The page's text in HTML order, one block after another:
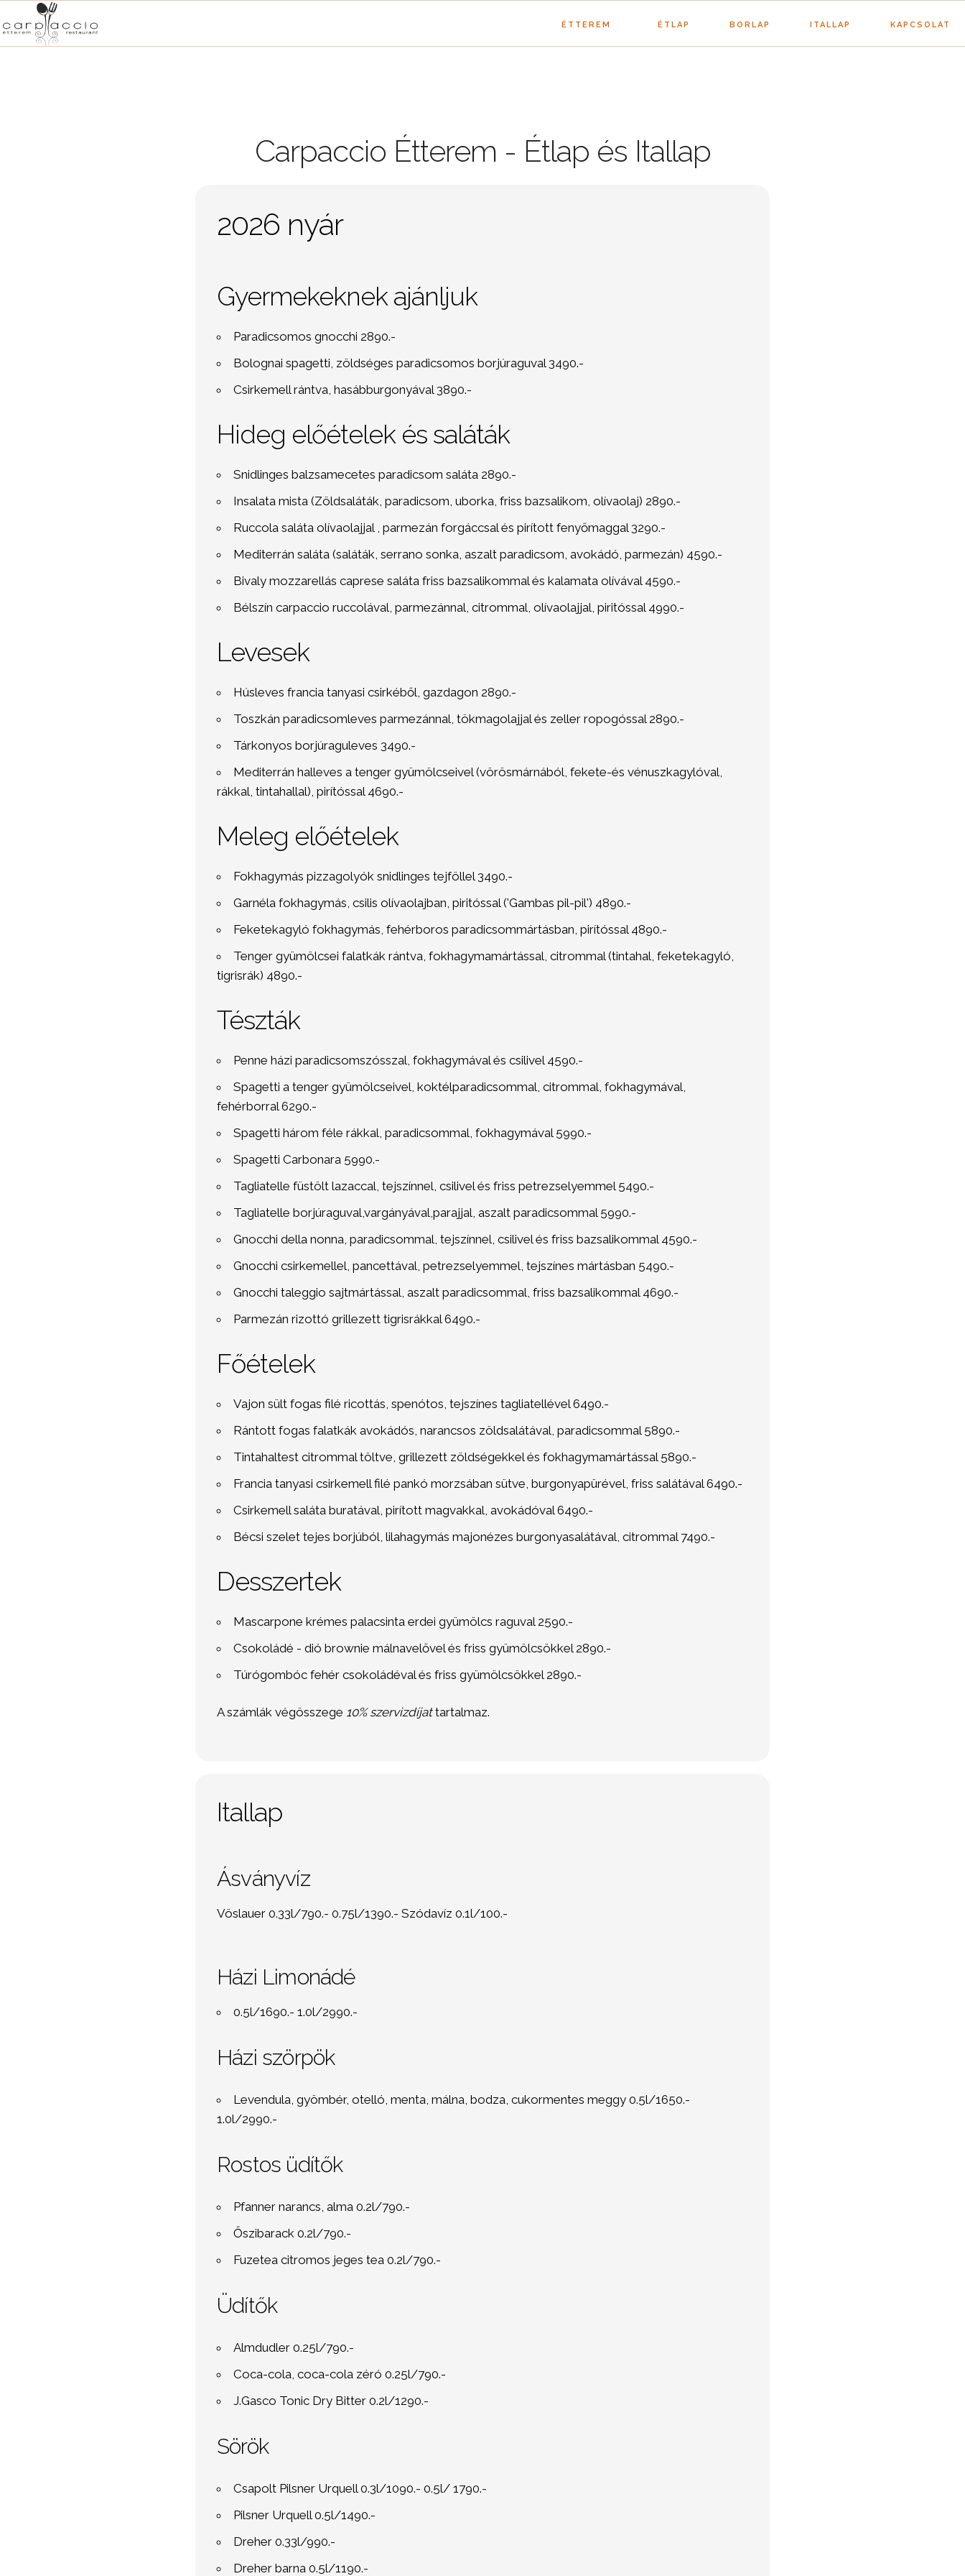
KAPCSOLAT
ITALLAP
BORLAP
ÉTLAP
ÉTTEREM
Carpaccio Étterem - Étlap és Itallap
2026 nyár
Gyermekeknek ajánljuk
Paradicsomos gnocchi 2890.-
Bolognai spagetti, zöldséges paradicsomos borjúraguval 3490.-
Csirkemell rántva, hasábburgonyával 3890.-
Hideg előételek és saláták
Snidlinges balzsamecetes paradicsom saláta 2890.-
Insalata mista (Zöldsaláták, paradicsom, uborka, friss bazsalikom, olívaolaj) 2890.-
Ruccola saláta olívaolajjal , parmezán forgáccsal és pirított fenyőmaggal 3290.-
Mediterrán saláta (saláták, serrano sonka, aszalt paradicsom, avokádó, parmezán) 4590.-
Bivaly mozzarellás caprese saláta friss bazsalikommal és kalamata olívával 4590.-
Bélszín carpaccio ruccolával, parmezánnal, citrommal, olívaolajjal, piritóssal 4990.-
Levesek
Húsleves francia tanyasi csirkéből, gazdagon 2890.-
Toszkán paradicsomleves parmezánnal, tökmagolajjal és zeller ropogóssal 2890.-
Tárkonyos borjúraguleves 3490.-
Mediterrán halleves a tenger gyümölcseivel (vörösmárnából, fekete-és vénuszkagylóval,
rákkal, tintahallal), pirítóssal 4690.-
Meleg előételek
Fokhagymás pizzagolyók snidlinges tejföllel 3490.-
Garnéla fokhagymás, csilis olívaolajban, piritóssal ('Gambas pil-pil') 4890.-
Feketekagyló fokhagymás, fehérboros paradicsommártásban, pirítóssal 4890.-
Tenger gyümölcsei falatkák rántva, fokhagymamártással, citrommal (tintahal, feketekagyló,
tigrisrák) 4890.-
Tészták
Penne házi paradicsomszósszal, fokhagymával és csilivel 4590.-
Spagetti a tenger gyümölcseivel, koktélparadicsommal, citrommal, fokhagymával,
fehérborral 6290.-
Spagetti három féle rákkal, paradicsommal, fokhagymával 5990.-
Spagetti Carbonara 5990.-
Tagliatelle füstölt lazaccal, tejszínnel, csilivel és friss petrezselyemmel 5490.-
Tagliatelle borjúraguval,vargányával,parajjal, aszalt paradicsommal 5990.-
Gnocchi della nonna, paradicsommal, tejszínnel, csilivel és friss bazsalikommal 4590.-
Gnocchi csirkemellel, pancettával, petrezselyemmel, tejszínes mártásban 5490.-
Gnocchi taleggio sajtmártással, aszalt paradicsommal, friss bazsalikommal 4690.-
Parmezán rizottó grillezett tigrisrákkal 6490.-
Főételek
Vajon sült fogas filé ricottás, spenótos, tejszínes tagliatellével 6490.-
Rántott fogas falatkák avokádós, narancsos zöldsalátával, paradicsommal 5890.-
Tintahaltest citrommal töltve, grillezett zöldségekkel és fokhagymamártással 5890.-
Francia tanyasi csirkemell filé pankó morzsában sütve, burgonyapürével, friss salátával 6490.-
Csirkemell saláta buratával, pirított magvakkal, avokádóval 6490.-
Bécsi szelet tejes borjúból, lilahagymás majonézes burgonyasalátával, citrommal 7490.-
Desszertek
Mascarpone krémes palacsinta erdei gyümölcs raguval 2590.-
Csokoládé - dió brownie málnavelővel és friss gyümölcsökkel 2890.-
Túrógombóc fehér csokoládéval és friss gyümölcsökkel 2890.-
A számlák végösszege 10% szervizdíjattartalmaz.
Itallap
Ásványvíz
Vöslauer 0.33l/790.- 0.75l/1390.- Szódavíz 0.1l/100.-
Házi Limonádé
0.5l/1690.- 1.0l/2990.-
Házi szörpök
Levendula, gyömbér, otelló, menta, málna, bodza, cukormentes meggy 0.5l/1650.-
1.0l/2990.-
Rostos üdítők
Pfanner narancs, alma 0.2l/790.-
Őszibarack 0.2l/790.-
Fuzetea citromos jeges tea 0.2l/790.-
Üdítők
Almdudler 0.25l/790.-
Coca-cola, coca-cola zéró 0.25l/790.-
J.Gasco Tonic Dry Bitter 0.2l/1290.-
Sörök
Csapolt Pilsner Urquell 0.3l/1090.- 0.5l/ 1790.-
Pilsner Urquell 0.5l/1490.-
Dreher 0.33l/990.-
Dreher barna 0.5l/1190.-